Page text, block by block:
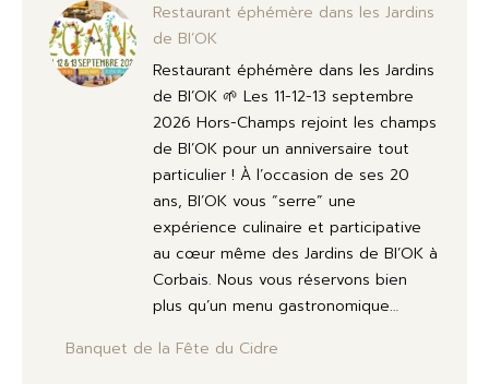
Restaurant éphémère dans les Jardins
de BI’OK
Restaurant éphémère dans les Jardins
de BI’OK 🌱 Les 11-12-13 septembre
2026 Hors-Champs rejoint les champs
de BI’OK pour un anniversaire tout
particulier ! À l’occasion de ses 20
ans, BI’OK vous “serre” une
expérience culinaire et participative
au cœur même des Jardins de BI’OK à
Corbais. Nous vous réservons bien
plus qu’un menu gastronomique…
Banquet de la Fête du Cidre